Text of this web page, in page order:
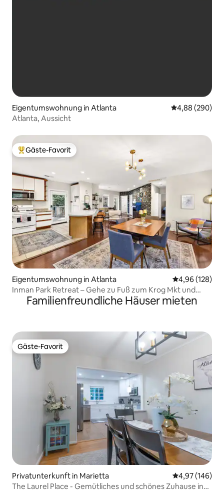
Eigentumswohnung in Atlanta
4,88 (290)
Atlanta, Aussicht
Beliebter Gäste-Favorit.
Gäste-Favorit
Eigentumswohnung in Atlanta
4,96 (128)
Inman Park Retreat – Gehe zu Fuß zum Krog Mkt und
BeltlineFamilienfreundliche Häuser mieten
Gäste-Favorit
Gäste-Favorit
Privatunterkunft in Marietta
4,97 (146)
The Laurel Place - Gemütliches und schönes Zuhause in